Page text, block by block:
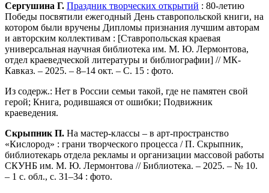
Сергушина Г. Праздник творческих открытий : 80-летию
Победы посвятили ежегодный День ставропольской книги, на
котором были вручены Дипломы признания лучшим авторам
и авторским коллективам : [Ставропольская краевая
универсальная научная библиотека им. М. Ю. Лермонтова,
отдел краеведческой литературы и библиографии] // МК-
Кавказ. – 2025. – 8–14 окт. – С. 15 : фото.
Из содерж.: Нет в России семьи такой, где не памятен свой
герой; Книга, родившаяся от ошибки; Подвижник
краеведения.
Скрыпник П. На мастер-классы – в арт-пространство
«Кислород» : грани творческого процесса / П. Скрыпник,
библиотекарь отдела рекламы и организации массовой работы
СКУНБ им. М. Ю. Лермонтова // Библиотека. – 2025. – № 10.
– 1 с. обл., с. 31–34 : фото.